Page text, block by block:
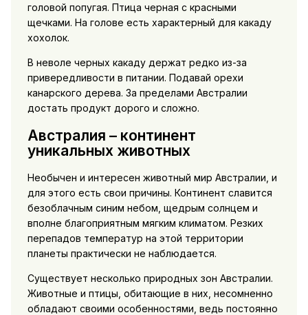
головой попугая. Птица черная с красными
щечками. На голове есть характерный для какаду
хохолок.
В неволе черных какаду держат редко из-за
привередливости в питании. Подавай орехи
канарского дерева. За пределами Австралии
достать продукт дорого и сложно.
Австралия – континент
уникальных животных
Необычен и интересен животный мир Австралии, и
для этого есть свои причины. Континент славится
безоблачным синим небом, щедрым солнцем и
вполне благоприятным мягким климатом. Резких
перепадов температур на этой территории
планеты практически не наблюдается.
Существует несколько природных зон Австралии.
Животные и птицы, обитающие в них, несомненно
обладают своими особенностями, ведь постоянно